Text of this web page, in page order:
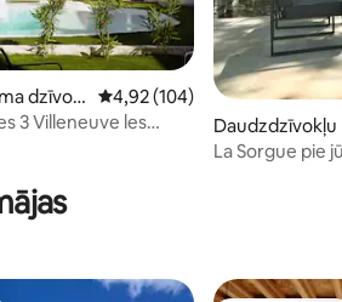
skaits: 847
dzīvokl Vidējais vērtējums: 4,92 no
4,92 (104)
3 Villeneuve les
Daudzdzīvokļu
sLa Sorgue pie